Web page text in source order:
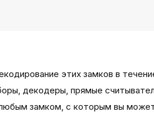
этих замков в
декодеры, прямые
замком, с которым вы